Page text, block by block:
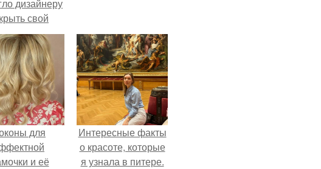
дизайнеру
свой
бренд.
для
и её
Интересные факты
о красоте, которые
я узнала в питере.